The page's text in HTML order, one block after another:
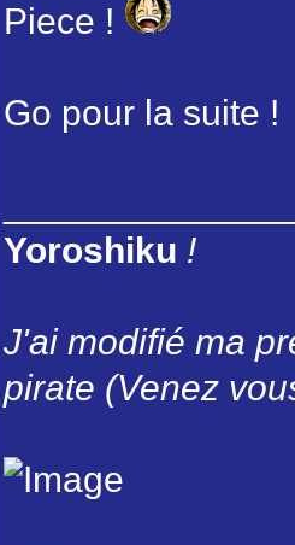
Piece !
Go pour la suite !
Yoroshiku !
J'ai modifié ma
pirate (Venez